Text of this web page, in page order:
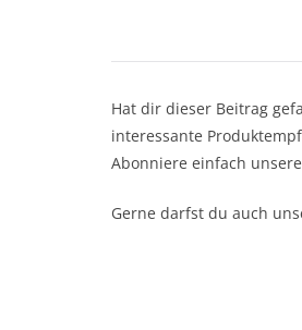
Hat dir dieser Beitrag
interessante
Abonniere einfach
Gerne darfst du auch